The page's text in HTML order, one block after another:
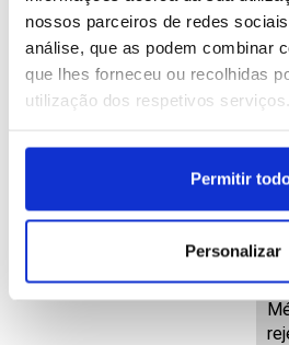
nossos parceiros de redes
análise, que as podem combinar
que lhes forneceu ou recolhidas
utilização dos respetivos serviços.
Permitir
Personalizar
só negociará quando
Washington deixar de
violar memorando de
junho
ID: